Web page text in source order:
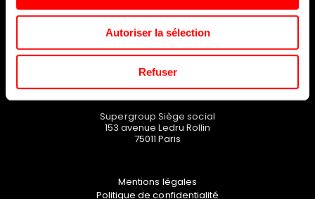
Autoriser la sélection
Refuser
Supergroup Siège social
153 avenue Ledru Rollin
75011 Paris
Mentions légales
Politique de confidentialité